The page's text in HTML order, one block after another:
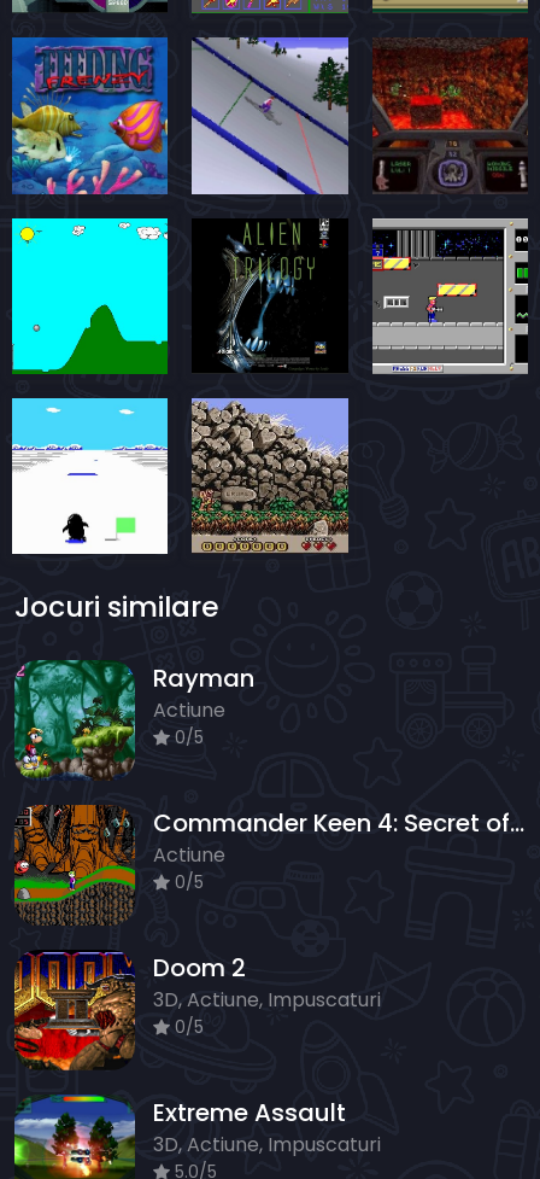
Jocuri similare
Rayman
Actiune
0/5
Commander Keen 4: Secret of the Oracle
Actiune
0/5
Doom 2
3D, Actiune, Impuscaturi
0/5
Extreme Assault
3D, Actiune, Impuscaturi
5.0/5